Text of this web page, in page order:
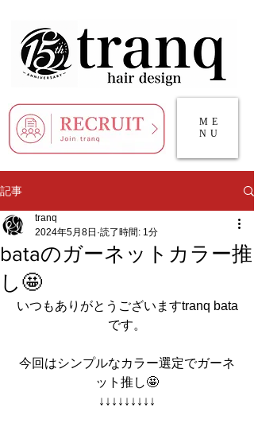
ME
NU
記事
bataのガーネットカラー推
し🤩
tranq
2024年5月8日 読了時間: 1分
いつもありがとうございますtranq bata
です。
今回はシンプルなカラー選定でガーネ
ット推し🤩
↓↓↓↓↓↓↓↓↓